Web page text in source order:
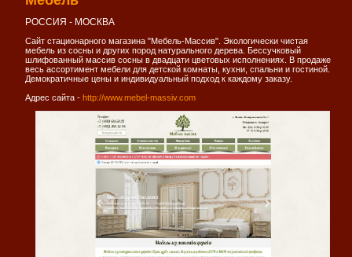
РОССИЯ - МОСКВА
Сайт стационарного магазина "Мебель-Массив". Экологически чистая
мебель из сосны и других пород натурального дерева. Бессучковый
шлифованный массив сосны в двадцати цветовых исполнениях. В продаже
весь ассортимент мебели для детской комнаты, кухни, спальни и гостиной.
Демократичные цены и индивидуальный подход к каждому заказу.
Адрес сайта - http://www.mebel-massiv.com